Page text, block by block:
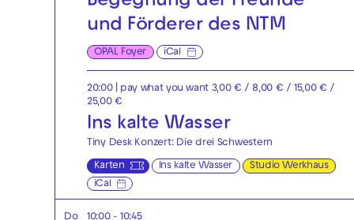
und Förderer des NTM
OPAL Foyer iCal
20:00
| pay what you want 3,00 € / 8,00 € / 15,00 € /
25,00 €
Ins kalte Wasser
Tiny Desk Konzert: Die drei Schwestern
Karten Ins kalte Wasser
Studio Werkhaus
iCal
Do 10:00 - 10:45